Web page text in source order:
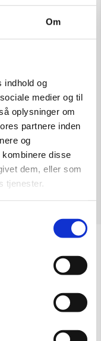
Om
indhold og
medier og til
oplysninger om
partnere inden
og
disse
dem, eller som
tjenester.
– grafik